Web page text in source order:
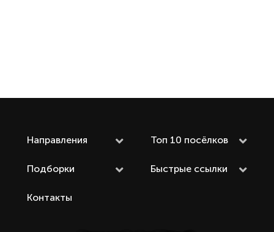
Направления Топ 10 посёлков
Подборки Быстрые ссылки
Контакты